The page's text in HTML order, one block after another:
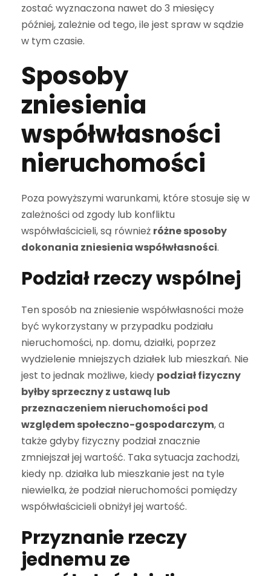
zostać wyznaczona nawet do 3 miesięcy
później, zależnie od tego, ile jest spraw w sądzie
w tym czasie.
Sposoby
zniesienia
współwłasności
nieruchomości
Poza powyższymi warunkami, które stosuje się w
zależności od zgody lub konfliktu
współwłaścicieli, są również różne sposoby
dokonania zniesienia współwłasności.
Podział rzeczy wspólnej
Ten sposób na zniesienie współwłasności może
być wykorzystany w przypadku podziału
nieruchomości, np. domu, działki, poprzez
wydzielenie mniejszych działek lub mieszkań. Nie
jest to jednak możliwe, kiedy podział fizyczny
byłby sprzeczny z ustawą lub
przeznaczeniem nieruchomości pod
względem społeczno-gospodarczym, a
także gdyby fizyczny podział znacznie
zmniejszał jej wartość. Taka sytuacja zachodzi,
kiedy np. działka lub mieszkanie jest na tyle
niewielka, że podział nieruchomości pomiędzy
współwłaścicieli obniżył jej wartość.
Przyznanie rzeczy
jednemu ze